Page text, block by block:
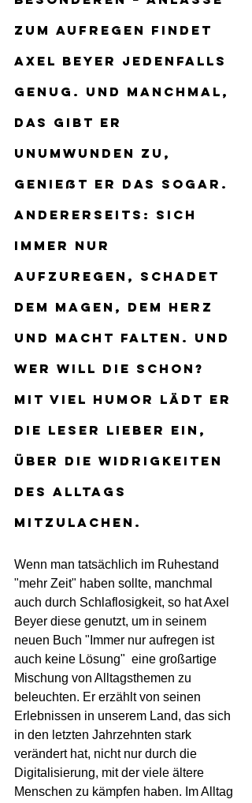
zum Aufregen findet
Axel Beyer jedenfalls
genug. Und manchmal,
das gibt er
unumwunden zu,
genießt er das sogar.
Andererseits: Sich
immer nur
aufzuregen, schadet
dem Magen, dem Herz
und macht Falten. Und
wer will die schon?
Mit viel Humor lädt er
die Leser lieber ein,
über die Widrigkeiten
des Alltags
mitzulachen.
Wenn man tatsächlich im Ruhestand
"mehr Zeit" haben sollte, manchmal
auch durch Schlaflosigkeit, so hat Axel
Beyer diese genutzt, um in seinem
neuen Buch "Immer nur aufregen ist
auch keine Lösung"  eine großartige
Mischung von Alltagsthemen zu
beleuchten. Er erzählt von seinen
Erlebnissen in unserem Land, das sich
in den letzten Jahrzehnten stark
verändert hat, nicht nur durch die
Digitalisierung, mit der viele ältere
Menschen zu kämpfen haben. Im Alltag